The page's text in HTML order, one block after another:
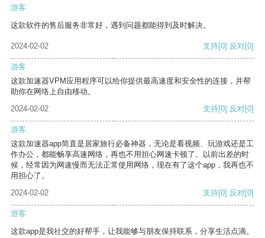
游客
这款软件的售后服务非常好，遇到问题都能得到及时解决。
2024-02-02 支持[0] 反对[0]
游客
这款加速器VPM应用程序可以给你提供最高速度和安全性的连接，并帮
助你在网络上自由移动。
2024-02-02
支持[0] 反对[0]
游客
这款加速器app简直是居家旅行必备神器，无论是看视频、玩游戏还是工
作办公，都能畅享高速网络，再也不用担心网速卡顿了。以前出差的时
候，经常因为网速慢而无法正常使用网络，现在有了这个app，我再也不
用担心了。
2024-02-02
支持[0] 反对[0]
游客
这款app是我社交的好帮手，让我能够与朋友保持联系，分享生活点滴。